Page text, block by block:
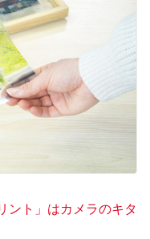
ント」はカメラのキタ